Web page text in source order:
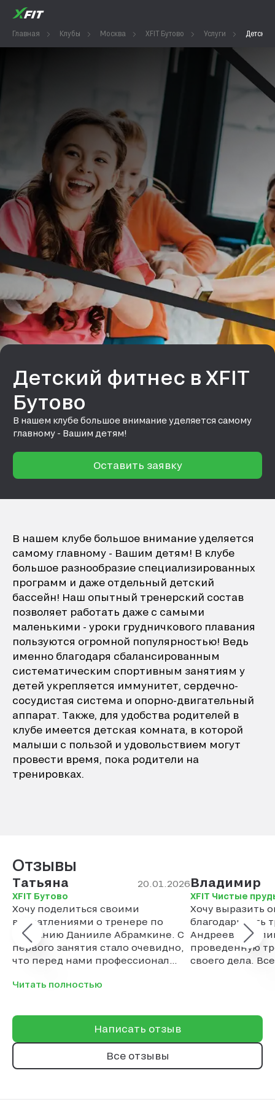
Главная Клубы Москва XFIT Бутово Услуги Детский
Детский фитнес в XFIT
Бутово
В нашем клубе большое внимание уделяется самому
главному - Вашим детям!
Оставить заявку
В нашем клубе большое внимание уделяется
самому главному - Вашим детям! В клубе
большое разнообразие специализированных
программ и даже отдельный детский
бассейн! Наш опытный тренерский состав
позволяет работать даже с самыми
маленькими - уроки грудничкового плавания
пользуются огромной популярностью! Ведь
именно благодаря сбалансированным
систематическим спортивным занятиям у
детей укрепляется иммунитет, сердечно-
сосудистая система и опорно-двигательный
аппарат. Также, для удобства родителей в
клубе имеется детская комната, в которой
малыши с пользой и удовольствием могут
провести время, пока родители на
тренировках.
Отзывы
Татьяна 20.01.2026
XFIT Бутово
Хочу поделиться своими
впечатлениями о тренере по
плаванию Данииле Абрамкине. С
первого занятия стало очевидно,
что перед нами профессионал
отметить его индивидуальный
умение тренера создавать
комфортную атмосферу на
занятиях. Никаких криков и
давления, только конструктивная
Читать полностью
Владимир
XFIT Чистые
Хочу выразить
благодарность
Андреевой
проведенную
своего дела.
Написать отзыв
Все отзывы